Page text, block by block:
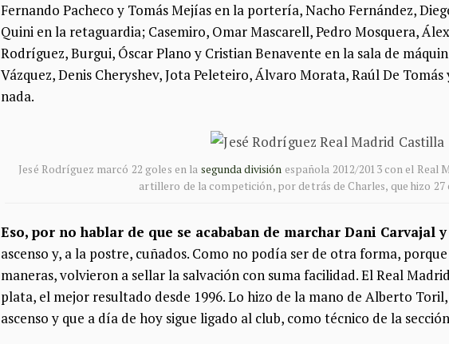
Fernando Pacheco y Tomás Mejías en la portería, Nacho Fernández,
Quini en la retaguardia; Casemiro, Omar Mascarell, Pedro Mosquera,
Rodríguez, Burgui, Óscar Plano y Cristian Benavente en la sala de
Vázquez, Denis Cheryshev, Jota Peleteiro, Álvaro Morata, Raúl De Tomás
nada.
Jesé Rodríguez marcó 22 goles en la segunda división española 2012/2013 con el Real
artillero de la competición, por detrás de Charles, que hizo 27
Eso, por no hablar de que se acababan de marchar Dani Carvajal
ascenso y, a la postre, cuñados. Como no podía ser de otra forma,
maneras, volvieron a sellar la salvación con suma facilidad. El Real
plata, el mejor resultado desde 1996. Lo hizo de la mano de Alberto
ascenso y que a día de hoy sigue ligado al club, como técnico de la